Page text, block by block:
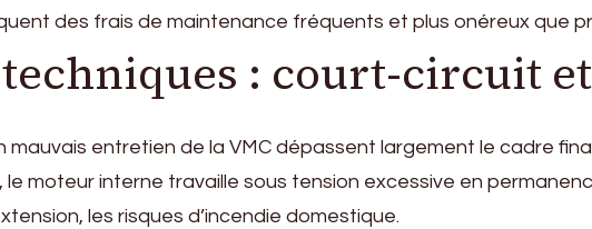
des frais de maintenance fréquents et plus onéreux que
: court-circuit
mauvais entretien de la VMC dépassent largement le cadre
le moteur interne travaille sous tension excessive en
les risques d’incendie domestique.